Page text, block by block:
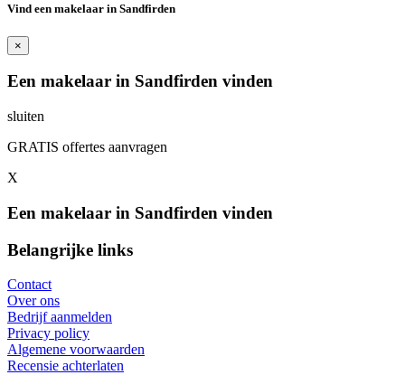
Vind een makelaar in Sandfirden
×
Een makelaar in Sandfirden vinden
sluiten
GRATIS offertes aanvragen
X
Een makelaar in Sandfirden vinden
Belangrijke links
Contact
Over ons
Bedrijf aanmelden
Privacy policy
Algemene voorwaarden
Recensie achterlaten